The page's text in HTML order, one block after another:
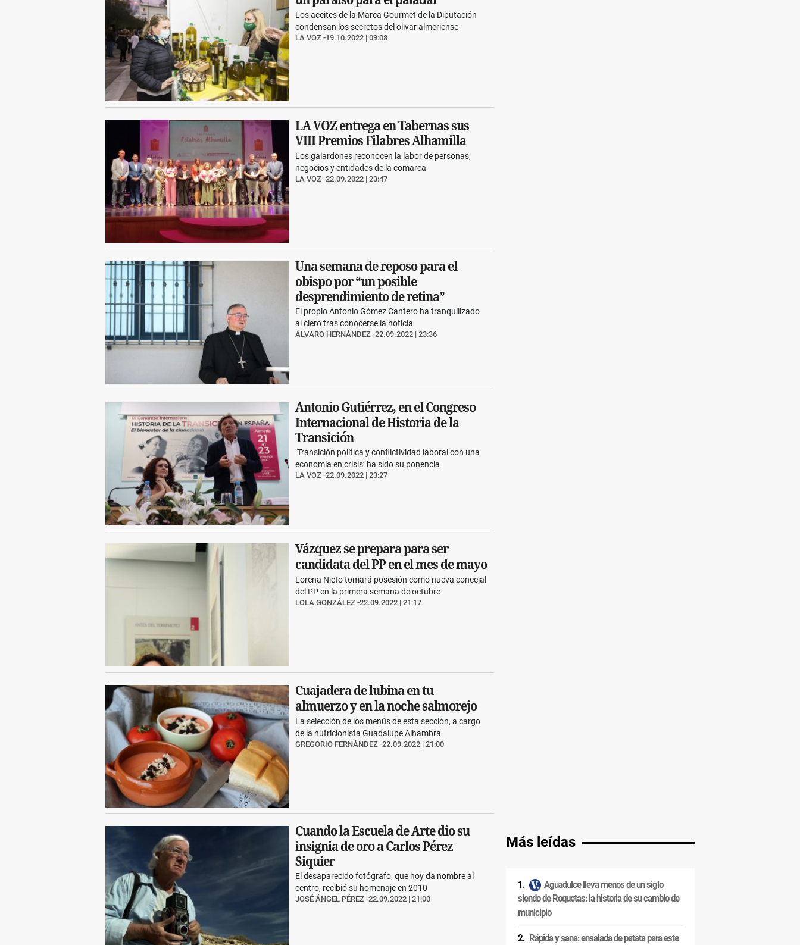
LA VOZ 19.10.2022 | 09:08
Los aceites de la Marca Gourmet de la Diputación
condensan los secretos del olivar almeriense
LA VOZ entrega en Tabernas sus
VIII Premios Filabres Alhamilla
LA VOZ 22.09.2022 | 23:47
Los galardones reconocen la labor de personas,
negocios y entidades de la comarca
Una semana de reposo para el
obispo por “un posible
desprendimiento de retina”
ÁLVARO HERNÁNDEZ 22.09.2022 | 23:36
El propio Antonio Gómez Cantero ha tranquilizado
al clero tras conocerse la noticia
Antonio Gutiérrez, en el Congreso
Internacional de Historia de la
Transición
LA VOZ 22.09.2022 | 23:27
‘Transición política y conflictividad laboral con una
economía en crisis’ ha sido su ponencia
Vázquez se prepara para ser
candidata del PP en el mes de mayo
LOLA GONZÁLEZ 22.09.2022 | 21:17
Lorena Nieto tomará posesión como nueva concejal
del PP en la primera semana de octubre
Cuajadera de lubina en tu
almuerzo y en la noche salmorejo
GREGORIO FERNÁNDEZ 22.09.2022 | 21:00
La selección de los menús de esta sección, a cargo
de la nutricionista Guadalupe Alhambra
Cuando la Escuela de Arte dio su
insignia de oro a Carlos Pérez
Siquier
JOSÉ ÁNGEL PÉREZ 22.09.2022 | 21:00
El desaparecido fotógrafo, que hoy da nombre al
centro, recibió su homenaje en 2010
Más leídas
Aguadulce lleva menos de un siglo
siendo de Roquetas: la historia de su cambio de
municipio
Rápida y sana: ensalada de patata para este